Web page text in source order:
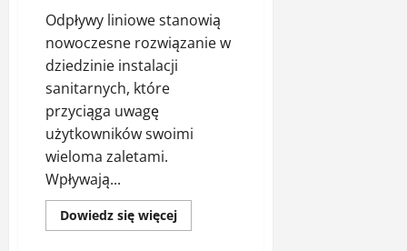
Odpływy liniowe stanowią
nowoczesne rozwiązanie w
dziedzinie instalacji
sanitarnych, które
przyciąga uwagę
użytkowników swoimi
wieloma zaletami.
Wpływają...
Dowiedz się więcejDowiedz
się